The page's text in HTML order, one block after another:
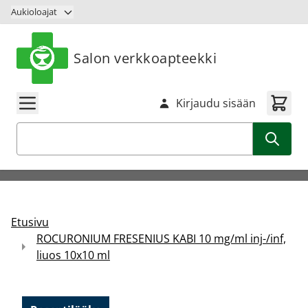
Siirry sisältöön
Aukioloajat
Salon verkkoapteekki
Kirjaudu sisään
Etusivu
ROCURONIUM FRESENIUS KABI 10 mg/ml inj-/inf,
liuos 10x10 ml